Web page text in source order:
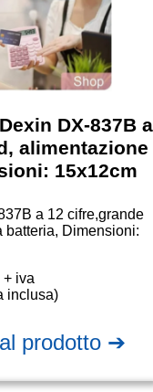
DX-837B a
alimentazione
15x12cm
a 12 cifre,grande
batteria, Dimensioni:
+ iva
inclusa)
prodotto ➔